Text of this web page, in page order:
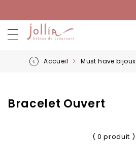
au
contenu
Accueil Must have bijoux
Bracelet Ouvert
( 0 produit )